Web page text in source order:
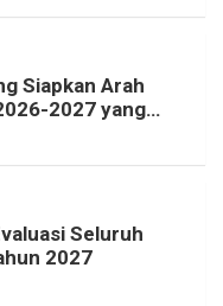
Siapkan Arah
2027 yang
Seluruh
2027